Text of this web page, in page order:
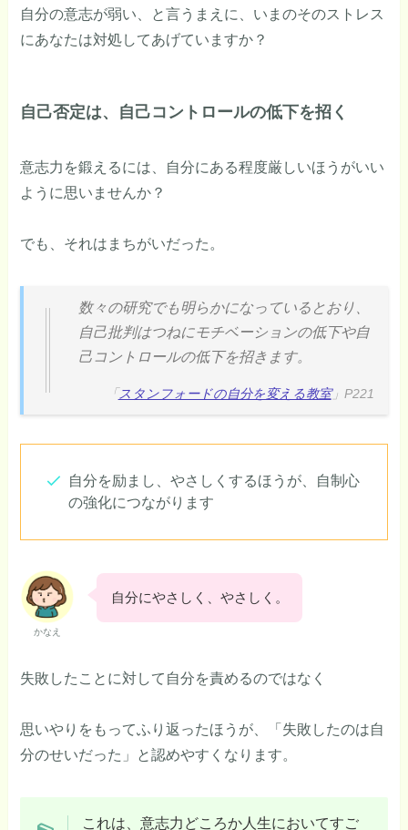
自分の意志が弱い、と言うまえに、いまのそのストレス
にあなたは対処してあげていますか？
自己否定は、自己コントロールの低下を招く
意志力を鍛えるには、自分にある程度厳しいほうがいい
ように思いませんか？
でも、それはまちがいだった。
数々の研究でも明らかになっているとおり、
自己批判はつねにモチベーションの低下や自
己コントロールの低下を招きます。
「 スタンフォードの自分を変える教室」P221
自分を励まし、やさしくするほうが、自制心
の強化につながります
かなえ
自分にやさしく、やさしく。
失敗したことに対して自分を責めるのではなく
思いやりをもってふり返ったほうが、「失敗したのは自
分のせいだった」と認めやすくなります。
これは、意志力どころか人生においてすご